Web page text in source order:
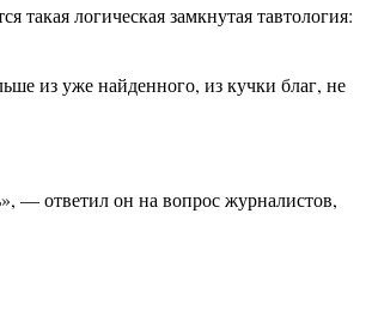
логическая замкнутая тавтология:
из уже найденного, из кучки благ, не
— ответил он на вопрос журналистов,